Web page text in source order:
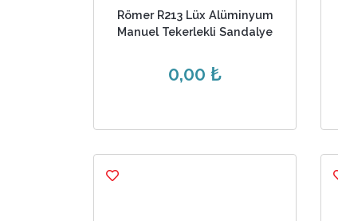
Römer R213 Lüx Alüminyum
Manuel Tekerlekli Sandalye
0,00 ₺